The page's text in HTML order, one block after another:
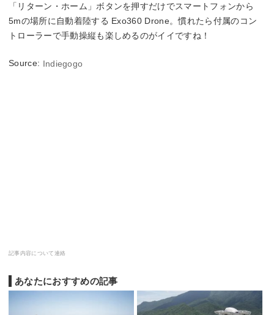
「リターン・ホーム」ボタンを押すだけでスマートフォンから
5mの場所に自動着陸する Exo360 Drone。慣れたら付属のコン
トローラーで手動操縦も楽しめるのがイイですね！
Source: Indiegogo
記事内容について連絡
あなたにおすすめの記事